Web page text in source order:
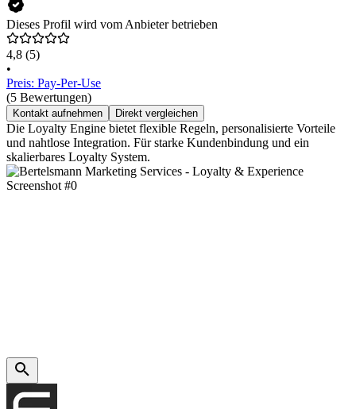
Dieses Profil wird vom Anbieter betrieben
4,8 (5)
•
Preis: Pay-Per-Use
(5 Bewertungen)
Kontakt aufnehmen Direkt vergleichen
Die Loyalty Engine bietet flexible Regeln, personalisierte Vorteile
und nahtlose Integration. Für starke Kundenbindung und ein
skalierbares Loyalty System.